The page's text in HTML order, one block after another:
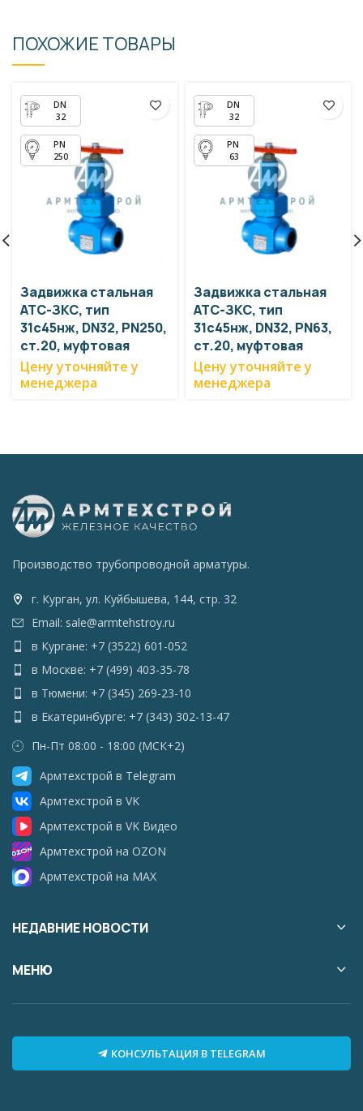
ПОХОЖИЕ ТОВАРЫ
32
250
Задвижка стальная
АТС-ЗКС, тип
31с45нж, DN32, PN250,
ст.20, муфтовая
Цену уточняйте у
менеджера
32
63
Задвижка стальная
АТС-ЗКС, тип
31с45нж, DN32, PN63,
ст.20, муфтовая
Цену уточняйте у
менеджера
Производство трубопроводной арматуры.
г. Курган, ул. Куйбышева, 144, стр. 32
Email: sale@armtehstroy.ru
в Кургане: +7 (3522) 601-052
в Москве: +7 (499) 403-35-78
в Тюмени: +7 (345) 269-23-10
в Екатеринбурге: +7 (343) 302-13-47
Пн-Пт 08:00 - 18:00 (МСК+2)
Армтехстрой в Telegram
Армтехстрой в VK
Армтехстрой в VK Видео
Армтехстрой на OZON
Армтехстрой на MAX
НЕДАВНИЕ НОВОСТИ
МЕНЮ
КОНСУЛЬТАЦИЯ В TELEGRAM